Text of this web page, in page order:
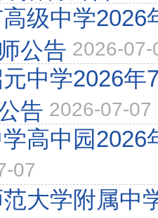
级中学2026
公告 2026-07-
中学2026年
告 2026-07-07
高中园2026
07
大学附属中